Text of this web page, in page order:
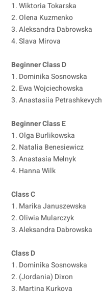
1. Wiktoria Tokarska
2. Olena Kuzmenko
3. Aleksandra Dabrowska
4. Slava Mirova
Beginner Class D
1. Dominika Sosnowska
2. Ewa Wojciechowska
3. Anastasiia Petrashkevych
Beginner Class E
1. Olga Burlikowska
2. Natalia Benesiewicz
3. Anastasia Melnyk
4. Hanna Wilk
Class C
1. Marika Januszewska
2. Oliwia Mularczyk
3. Aleksandra Dabrowska
Class D
1. Dominika Sosnowska
2. (Jordania) Dixon
3. Martina Kurkova